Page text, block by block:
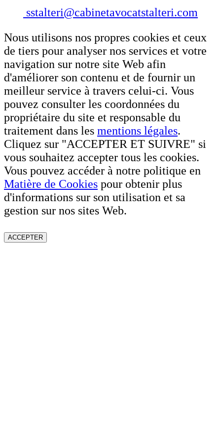
sstalteri@cabinetavocatstalteri.com
Nous utilisons nos propres cookies et ceux
de tiers pour analyser nos services et votre
navigation sur notre site Web afin
d'améliorer son contenu et de fournir un
meilleur service à travers celui-ci. Vous
pouvez consulter les coordonnées du
propriétaire du site et responsable du
traitement dans les mentions légales.
Cliquez sur "ACCEPTER ET SUIVRE" si
vous souhaitez accepter tous les cookies.
Vous pouvez accéder à notre politique en
Matière de Cookies pour obtenir plus
d'informations sur son utilisation et sa
gestion sur nos sites Web.
ACCEPTER